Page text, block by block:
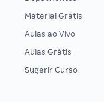
Material Grátis
Aulas ao Vivo
Aulas Grátis
Sugerir Curso